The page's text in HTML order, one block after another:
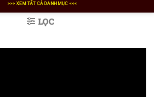
>>> XEM TẤT CẢ DANH MỤC <<<
LỌC